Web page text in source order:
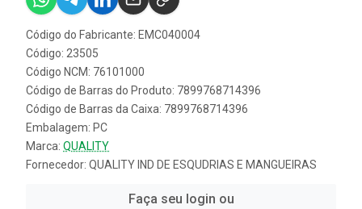
Código do Fabricante: EMC040004
Código: 23505
Código NCM: 76101000
Código de Barras do Produto: 7899768714396
Código de Barras da Caixa: 7899768714396
Embalagem: PC
Marca: QUALITY
Fornecedor: QUALITY IND DE ESQUDRIAS E MANGUEIRAS
Faça seu login ou